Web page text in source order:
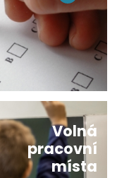
Volná
pracovní
místa